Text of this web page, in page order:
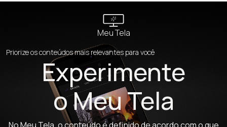
Meu Tela
Priorize os conteúdos mais relevantes para você
Experimente
o Meu Tela